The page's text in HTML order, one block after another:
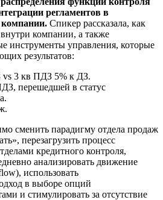
регламентов в
Спикер рассказала, как
компании, а также
инструменты управления, которые
результатов:
3 кв ПДЗ 5% к ДЗ.
перешедшей в статус
сменить парадигму отдела продаж
перезагрузить процесс
кредитного контроля,
анализировать движение
использовать
в выборе опций
и стимулировать за отсутствие